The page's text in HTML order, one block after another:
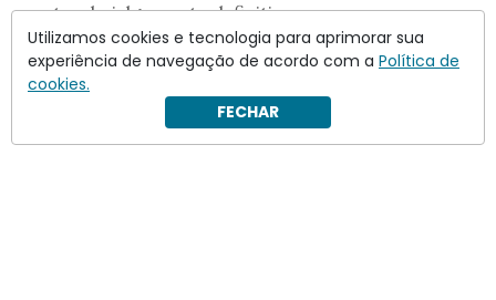
— antes do julgamento definitivo.
Utilizamos cookies e tecnologia para aprimorar sua
experiência de navegação de acordo com a Política de
cookies.
FECHAR